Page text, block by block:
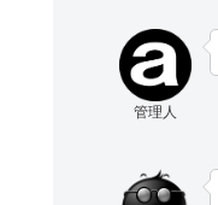
管理人